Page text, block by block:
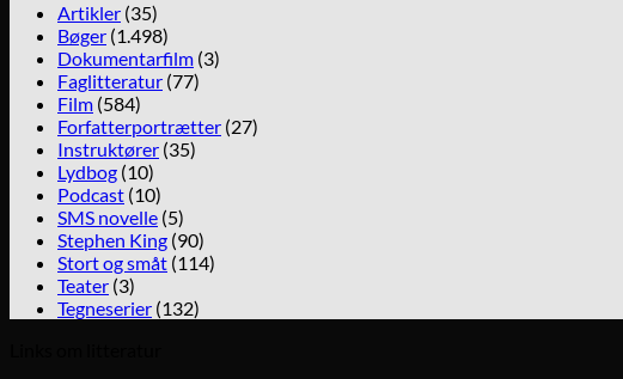
Artikler (35)
Bøger (1.498)
Dokumentarfilm (3)
Faglitteratur (77)
Film (584)
Forfatterportrætter (27)
Instruktører (35)
Lydbog (10)
Podcast (10)
SMS novelle (5)
Stephen King (90)
Stort og småt (114)
Teater (3)
Tegneserier (132)